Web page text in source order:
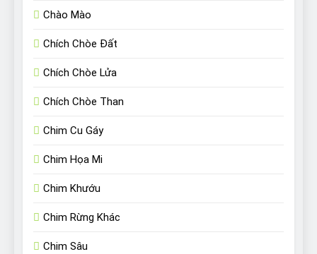
Chào Mào
Chích Chòe Đất
Chích Chòe Lửa
Chích Chòe Than
Chim Cu Gáy
Chim Họa Mi
Chim Khướu
Chim Rừng Khác
Chim Sâu